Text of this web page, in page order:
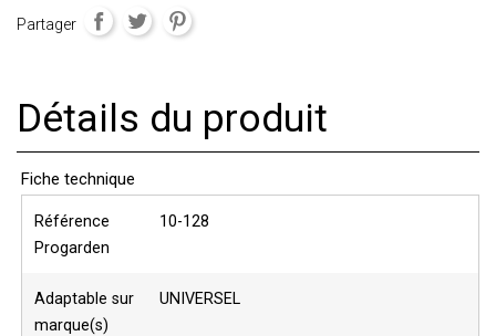
Partager
Détails du produit
Fiche technique
Référence
Progarden
10-128
Adaptable sur
marque(s)
UNIVERSEL